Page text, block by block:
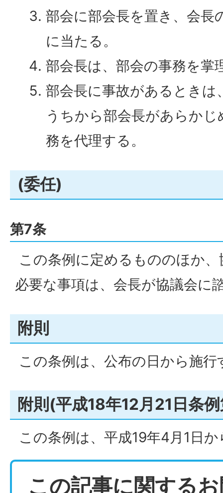
部会に部会長を置き、会長
に当たる。
部会長は、部会の事務を掌
部会長に事故があるときは
うちから部会長があらか
務を代理する。
(委任)
第7条
この条例に定めるもののほか
必要な事項は、会長が協議会に
附則
この条例は、公布の日から施行
附則(平成18年12月21日条
この条例は、平成19年4月1日
この記事に関する